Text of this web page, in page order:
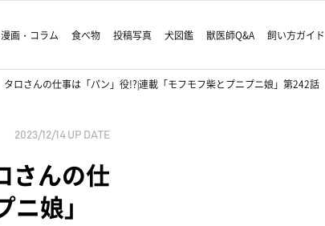
漫画・コラム 食べ物 投稿写真 犬図鑑 獣医師Q&A 飼い方ガイド
ロさんの仕事は「パン」役!?|連載「モフモフ柴とプニプニ娘」第242話
2023/12/14 UP DATE
さんの仕
娘」